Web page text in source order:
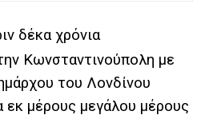
δέκα χρόνια
Κωνσταντινούπολη με
του Λονδίνου
εκ μέρους μεγάλου μέρους